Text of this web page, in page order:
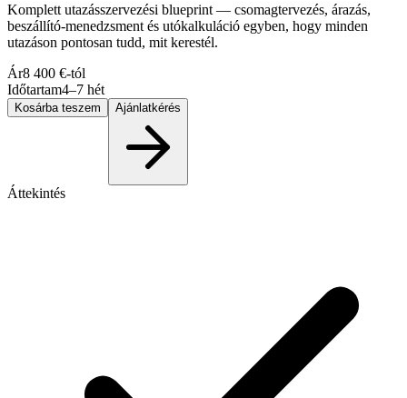
Komplett utazásszervezési blueprint — csomagtervezés, árazás,
beszállító-menedzsment és utókalkuláció egyben, hogy minden
utazáson pontosan tudd, mit kerestél.
Ár8 400 €-tól
Időtartam4–7 hét
Kosárba teszem Ajánlatkérés
Áttekintés